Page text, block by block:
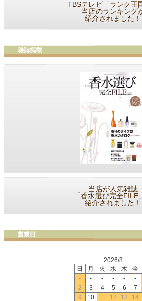
TBSテレビ「ランク王
当店のランキング
紹介されました！
当店が人気雑誌
「香水選び完全FILE
紹介されました！
2026/8
日
月 火 水 木 金
-
- - - - -
2
3 4 5 6 7
9
10 11 12 13 14